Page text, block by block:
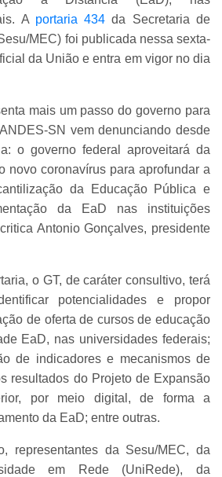
A portaria 434 da Secretaria de
MEC) foi publicada nessa sexta-
da União e entra em vigor no dia
mais um passo do governo para
SN vem denunciando desde
o governo federal aproveitará da
novo coronavírus para aprofundar a
da Educação Pública e
da EaD nas instituições
Antonio Gonçalves, presidente
o GT, de caráter consultivo, terá
potencialidades e propor
de oferta de cursos de educação
EaD, nas universidades federais;
de indicadores e mecanismos de
resultados do Projeto de Expansão
por meio digital, de forma a
da EaD; entre outras.
representantes da Sesu/MEC, da
em Rede (UniRede), da